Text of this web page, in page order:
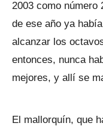
2003 como número
de ese año ya
alcanzar los
entonces, nunca
mejores, y allí se
El mallorquín, que